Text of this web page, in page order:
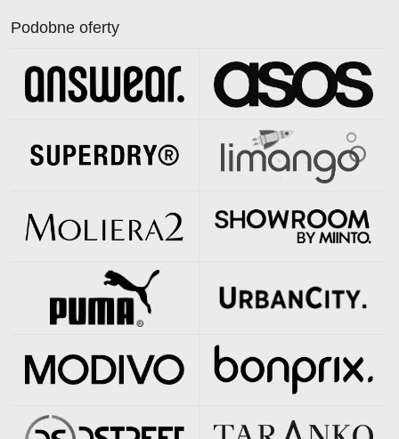
Podobne oferty